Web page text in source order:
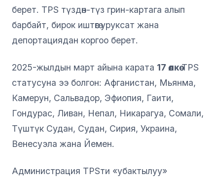
берет. TPS түздөн-түз грин-картага алып
барбайт, бирок иштөөгө уруксат жана
депортациядан коргоо берет.
2025-жылдын март айына карата 17 өлкөTPS
статусуна ээ болгон: Афганистан, Мьянма,
Камерун, Сальвадор, Эфиопия, Гаити,
Гондурас, Ливан, Непал, Никарагуа, Сомали,
Түштүк Судан, Судан, Сирия, Украина,
Венесуэла жана Йемен.
Администрация TPSти «убактылуу»